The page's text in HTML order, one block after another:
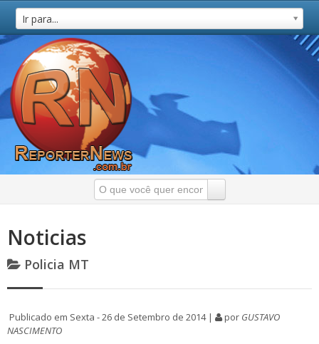
Ir para...
Noticias
Policia MT
Publicado em Sexta - 26 de Setembro de 2014 | por GUSTAVO
NASCIMENTO